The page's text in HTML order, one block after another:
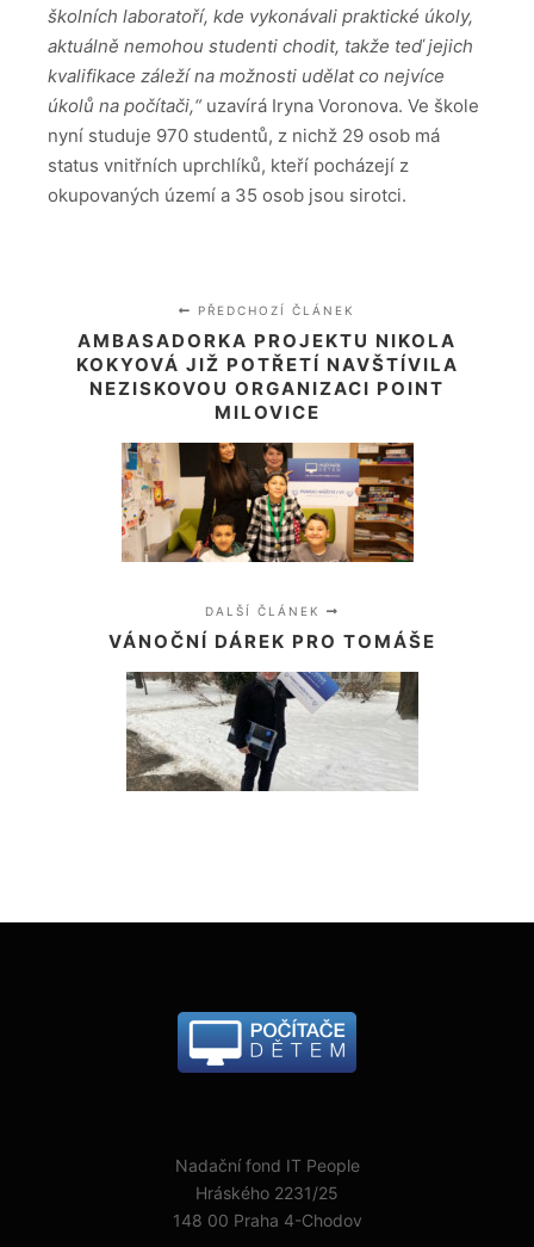
školních laboratoří, kde vykonávali praktické úkoly,
aktuálně nemohou studenti chodit, takže teď jejich
kvalifikace záleží na možnosti udělat co nejvíce
úkolů na počítači,“uzavírá Iryna Voronova. Ve škole
nyní studuje 970 studentů, z nichž 29 osob má
status vnitřních uprchlíků, kteří pocházejí z
okupovaných území a 35 osob jsou sirotci.
PŘEDCHOZÍ ČLÁNEK
AMBASADORKA PROJEKTU NIKOLA
KOKYOVÁ JIŽ POTŘETÍ NAVŠTÍVILA
NEZISKOVOU ORGANIZACI POINT
MILOVICE
DALŠÍ ČLÁNEK
VÁNOČNÍ DÁREK PRO TOMÁŠE
Nadační fond IT People
Hráského 2231/25
148 00 Praha 4-Chodov